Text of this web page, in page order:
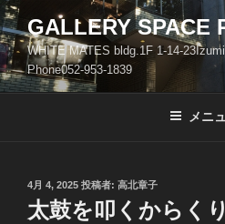
コ
ン
テ
ン
ツ
GALLERY SPACE
WHITE MATES bldg.1F 1-14-
Phone052-953-1839
メニ
投
日:
4月 4, 2025 投稿者: 高北章子
太鼓を叩くからく